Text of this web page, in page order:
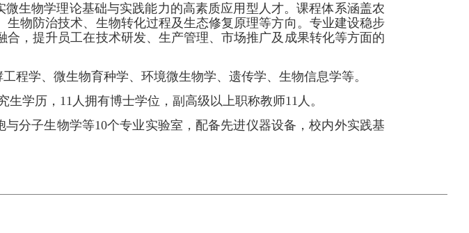
生物学理论基础与实践能力的高素质应用型人才。课程体系涵盖农
物防治技术、生物转化过程及生态修复原理等方向。专业建设稳步
，提升员工在技术研发、生产管理、市场推广及成果转化等方面的
程学、微生物育种学、环境微生物学、遗传学、生物信息学等。
学历，11人拥有博士学位，副高级以上职称教师11人。
分子生物学等10个专业实验室，配备先进仪器设备，校内外实践基